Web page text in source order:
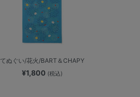
てぬぐい/花火/BART＆CHAPY
¥1,800 (税込)